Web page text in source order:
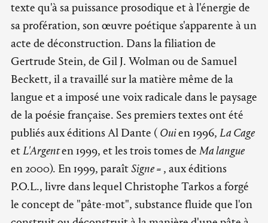
texte qu'à sa puissance prosodique et à l'énergie de
sa profération, son œuvre poétique s'apparente à un
acte de déconstruction. Dans la filiation de
Gertrude Stein, de Gil J. Wolman ou de Samuel
Beckett, il a travaillé sur la matière même de la
langue et a imposé une voix radicale dans le paysage
de la poésie française. Ses premiers textes ont été
publiés aux éditions Al Dante ( Ouien 1996, La Cage
etL'Argenten 1999, et les trois tomes de Ma langue
en 2000). En 1999, paraîtSigne = , aux éditions
P.O.L., livre dans lequel Christophe Tarkos a forgé
le concept de "pâte-mot", substance fluide que l'on